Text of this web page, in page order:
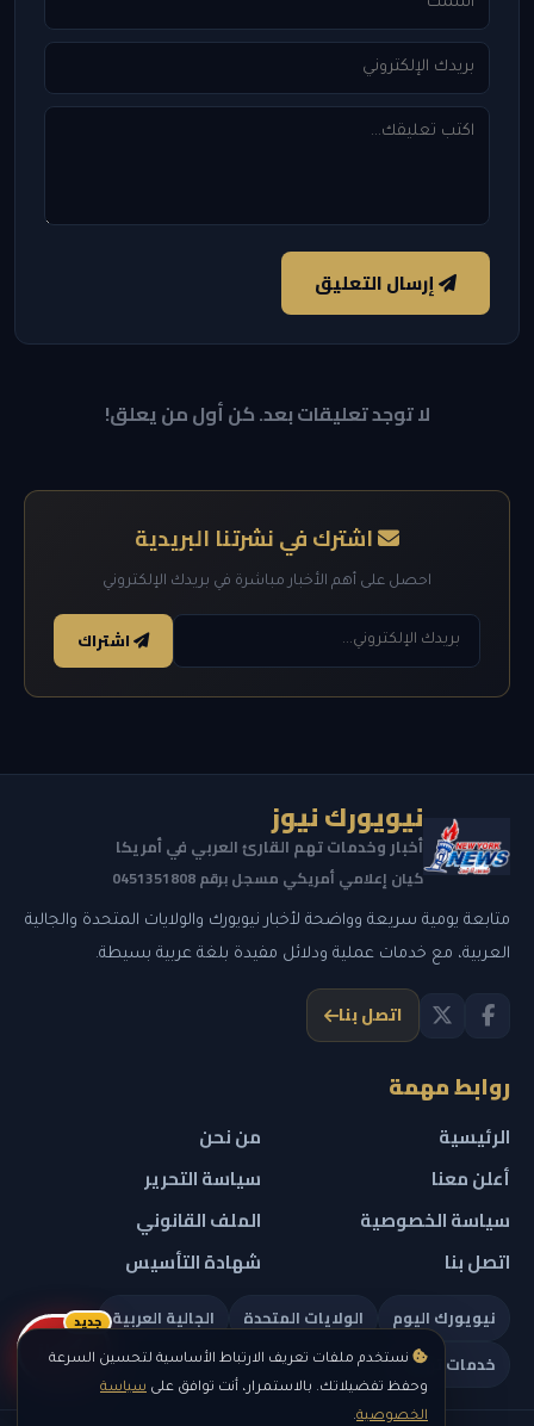
نستخدم ملفات تعريف الارتباط الأساسية لتحسين السرعة
وحفظ تفضيلاتك. بالاستمرار، أنت توافق على سياسة
الخصوصية.
إرسال التعليق
لا توجد تعليقات بعد. كن أول من يعلق!
اشترك في نشرتنا البريدية
احصل على أهم الأخبار مباشرة في بريدك الإلكتروني
اشتراك
نيويورك نيوز
أخبار وخدمات تهم القارئ العربي في أمريكا
كيان إعلامي أمريكي مسجل برقم 0451351808
متابعة يومية سريعة وواضحة لأخبار نيويورك والولايات المتحدة والجالية
العربية، مع خدمات عملية ودلائل مفيدة بلغة عربية بسيطة.
اتصل بنا
روابط مهمة
الرئيسية
من نحن
أعلن معنا
سياسة التحرير
سياسة الخصوصية
الملف القانوني
اتصل بنا
شهادة التأسيس
نيويورك اليوم الولايات المتحدة
الجالية العربية
خدمات تهمك
ريلز
جديد